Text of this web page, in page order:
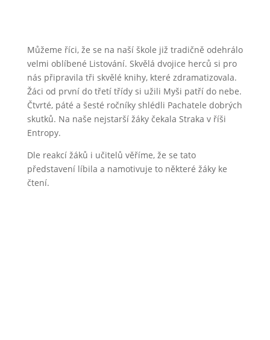
Můžeme říci, že se na naší škole již tradičně odehrálo
velmi oblíbené Listování. Skvělá dvojice herců si pro
nás připravila tři skvělé knihy, které zdramatizovala.
Žáci od první do třetí třídy si užili Myši patří do nebe.
Čtvrté, páté a šesté ročníky shlédli Pachatele dobrých
skutků. Na naše nejstarší žáky čekala Straka v říši
Entropy.
Dle reakcí žáků i učitelů věříme, že se tato
představení líbila a namotivuje to některé žáky ke
čtení.